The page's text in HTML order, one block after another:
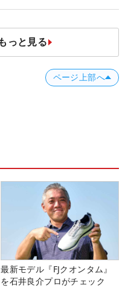
っと見る
ページ上部へ
最新モデル『FJクオンタム』
を石井良介プロがチェック